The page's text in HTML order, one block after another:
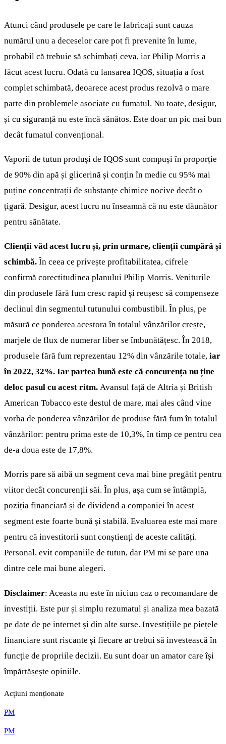
Atunci când produsele pe care le fabricați sunt cauza
numărul unu a deceselor care pot fi prevenite în lume,
probabil că trebuie să schimbați ceva, iar Philip Morris a
făcut acest lucru. Odată cu lansarea IQOS, situația a fost
complet schimbată, deoarece acest produs rezolvă o mare
parte din problemele asociate cu fumatul. Nu toate, desigur,
și cu siguranță nu este încă sănătos. Este doar un pic mai bun
decât fumatul convențional.
Vaporii de tutun produși de IQOS sunt compuși în proporție
de 90% din apă și glicerină și conțin în medie cu 95% mai
puține concentrații de substanțe chimice nocive decât o
țigară. Desigur, acest lucru nu înseamnă că nu este dăunător
pentru sănătate.
Clienții văd acest lucru și, prin urmare, clienții cumpără și
schimbă. În ceea ce privește profitabilitatea, cifrele
confirmă corectitudinea planului Philip Morris. Veniturile
din produsele fără fum cresc rapid și reușesc să compenseze
declinul din segmentul tutunului combustibil. În plus, pe
măsură ce ponderea acestora în totalul vânzărilor crește,
marjele de flux de numerar liber se îmbunătățesc. În 2018,
produsele fără fum reprezentau 12% din vânzările totale, iar
în 2022, 32%. Iar partea bună este că concurența nu ține
deloc pasul cu acest ritm. Avansul față de Altria și British
American Tobacco este destul de mare, mai ales când vine
vorba de ponderea vânzărilor de produse fără fum în totalul
vânzărilor: pentru prima este de 10,3%, în timp ce pentru cea
de-a doua este de 17,8%.
Morris pare să aibă un segment ceva mai bine pregătit pentru
viitor decât concurenții săi. În plus, așa cum se întâmplă,
poziția financiară și de dividend a companiei în acest
segment este foarte bună și stabilă. Evaluarea este mai mare
pentru că investitorii sunt conștienți de aceste calități.
Personal, evit companiile de tutun, dar PM mi se pare una
dintre cele mai bune alegeri.
Disclaimer: Aceasta nu este în niciun caz o recomandare de
investiții. Este pur și simplu rezumatul și analiza mea bazată
pe date de pe internet și din alte surse. Investițiile pe piețele
financiare sunt riscante și fiecare ar trebui să investească în
funcție de propriile decizii. Eu sunt doar un amator care își
împărtășește opiniile.
Acțiuni menționate
PM
PM